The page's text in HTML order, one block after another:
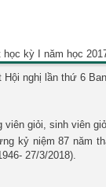
kỳ I năm học
nghị lần thứ 6
giỏi, sinh viên
kỷ niệm 87 năm
27/3/2018).